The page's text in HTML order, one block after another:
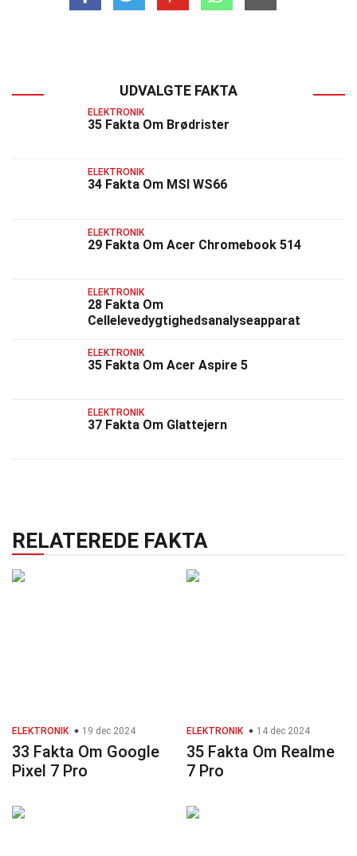
UDVALGTE FAKTA
ELEKTRONIK
35 Fakta Om Brødrister
ELEKTRONIK
34 Fakta Om MSI WS66
ELEKTRONIK
29 Fakta Om Acer Chromebook 514
ELEKTRONIK
28 Fakta Om
Cellelevedygtighedsanalyseapparat
ELEKTRONIK
35 Fakta Om Acer Aspire 5
ELEKTRONIK
37 Fakta Om Glattejern
RELATEREDE FAKTA
ELEKTRONIK 19 dec 2024
33 Fakta Om Google
Pixel 7 Pro
ELEKTRONIK 14 dec 2024
35 Fakta Om Realme
7 Pro